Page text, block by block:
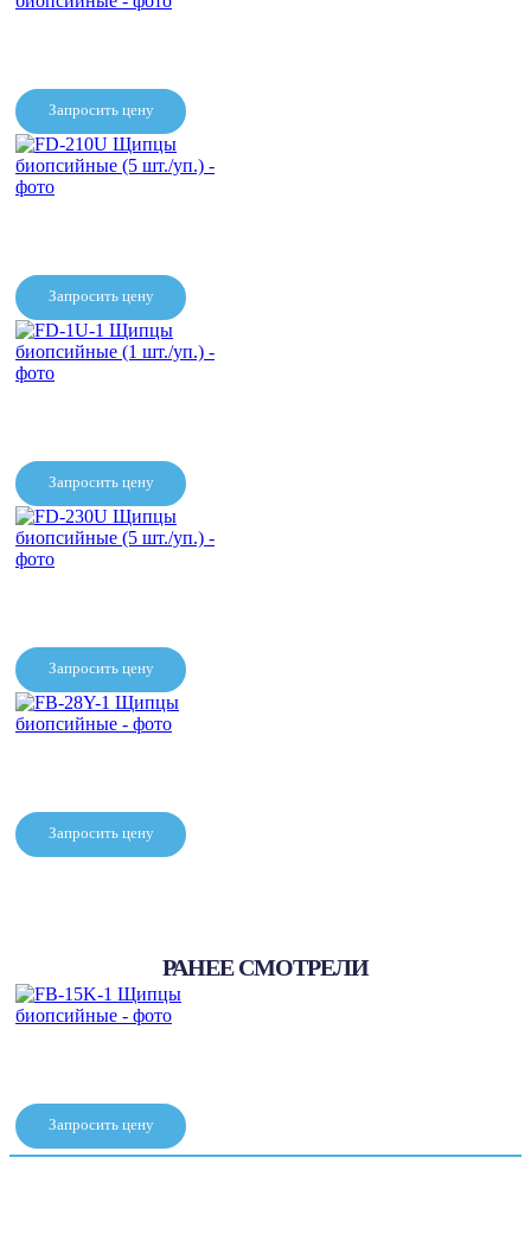
FD-411UR Щипцы
Запросить цену
FD-210U Щипцы биопсийные
(5 шт./уп.)
Запросить цену
FD-1U-1 Щипцы биопсийные
(1 шт./уп.)
Запросить цену
FD-230U Щипцы биопсийные
(5 шт./уп.)
Запросить цену
Запросить цену
РАНЕЕ СМОТРЕЛИ
Запросить цену